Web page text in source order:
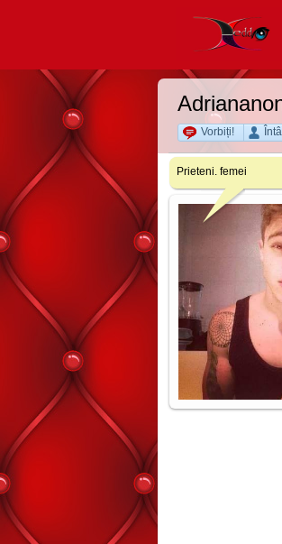
Vorbiți!
Prieteni. femei